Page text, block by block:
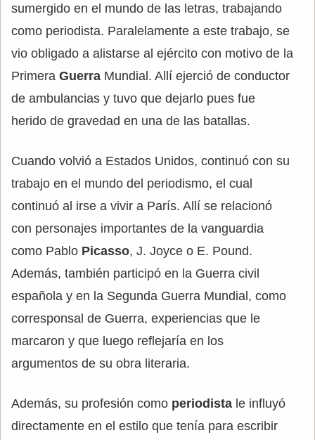
sumergido en el mundo de las letras, trabajando
como periodista. Paralelamente a este trabajo, se
vio obligado a alistarse al ejército con motivo de la
Primera Guerra Mundial. Allí ejerció de conductor
de ambulancias y tuvo que dejarlo pues fue
herido de gravedad en una de las batallas.
Cuando volvió a Estados Unidos, continuó con su
trabajo en el mundo del periodismo, el cual
continuó al irse a vivir a París. Allí se relacionó
con personajes importantes de la vanguardia
como Pablo Picasso, J. Joyce o E. Pound.
Además, también participó en la Guerra civil
española y en la Segunda Guerra Mundial, como
corresponsal de Guerra, experiencias que le
marcaron y que luego reflejaría en los
argumentos de su obra literaria.
Además, su profesión como periodista le influyó
directamente en el estilo que tenía para escribir